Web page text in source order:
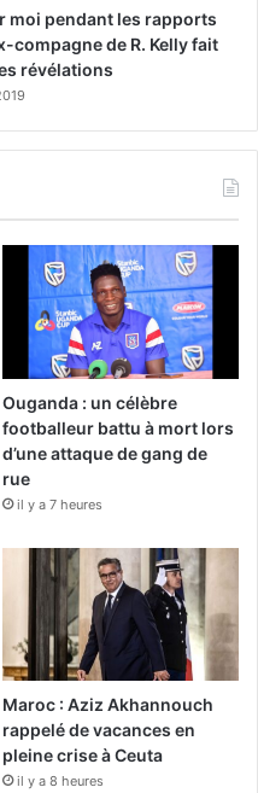
moi pendant les rapports
compagne de R. Kelly fait
révélations
Ouganda : un célèbre
footballeur battu à mort lors
d’une attaque de gang de
rue
il y a 7 heures
Maroc : Aziz Akhannouch
rappelé de vacances en
pleine crise à Ceuta
il y a 8 heures